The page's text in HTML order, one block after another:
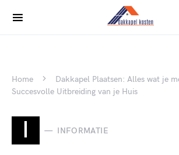
Home
Dakkapel Plaatsen: Alles wat je
Succesvolle Uitbreiding van je Huis
I INFORMATIE